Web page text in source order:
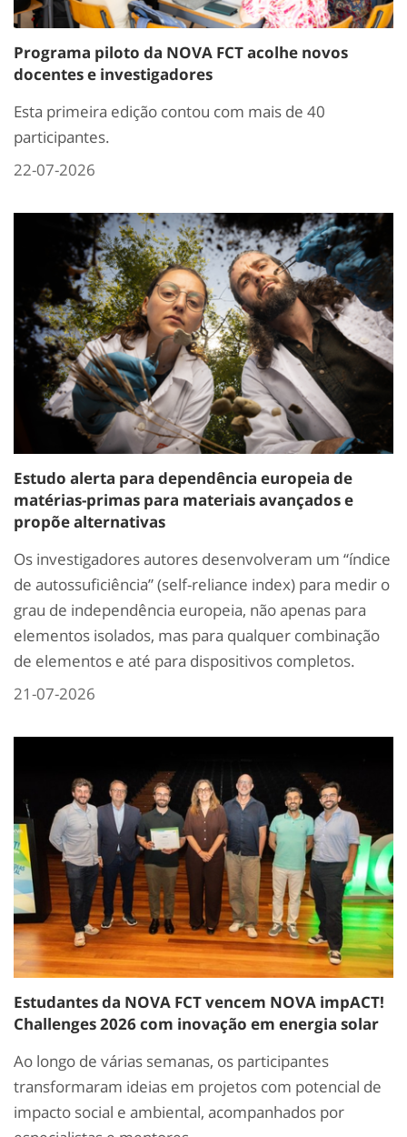
Programa piloto da NOVA FCT acolhe novos
docentes e investigadores
Esta primeira edição contou com mais de 40
participantes.
22-07-2026
Estudo alerta para dependência europeia de
matérias-primas para materiais avançados e
propõe alternativas
Os investigadores autores desenvolveram um “índice
de autossuficiência” (self-reliance index) para medir o
grau de independência europeia, não apenas para
elementos isolados, mas para qualquer combinação
de elementos e até para dispositivos completos.
21-07-2026
Estudantes da NOVA FCT vencem NOVA impACT!
Challenges 2026 com inovação em energia solar
Ao longo de várias semanas, os participantes
transformaram ideias em projetos com potencial de
impacto social e ambiental, acompanhados por